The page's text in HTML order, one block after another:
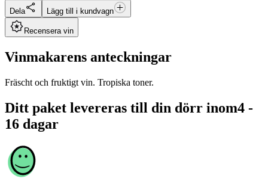
Dela Lägg till i kundvagn
Recensera vin
Vinmakarens anteckningar
Fräscht och fruktigt vin. Tropiska toner.
Ditt paket levereras till din dörr inom4 -
16 dagar